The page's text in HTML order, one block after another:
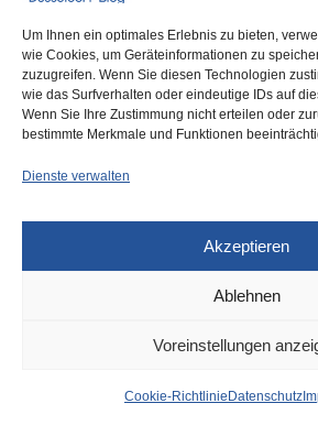
Um Ihnen ein optimales Erlebnis zu bieten,
wie Cookies, um Geräteinformationen zu
zuzugreifen. Wenn Sie diesen Technologien
wie das Surfverhalten oder eindeutige IDs auf
Wenn Sie Ihre Zustimmung nicht erteilen oder
bestimmte Merkmale und Funktionen
Dienste verwalten
Akzeptieren
Ablehnen
Voreinstellungen
Cookie-Richtlinie Datenschutz
IMPRESSUM DATENSCHUTZ